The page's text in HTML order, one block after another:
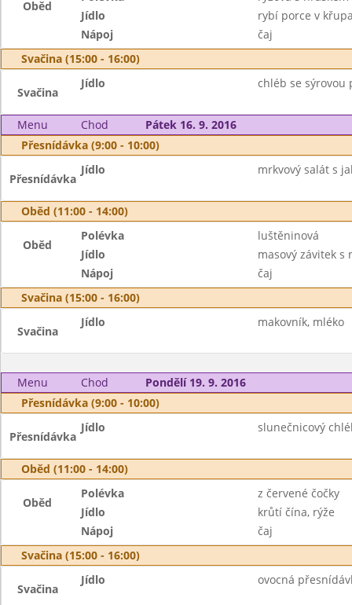
Oběd
Jídlo
rybí porce v
Nápoj
čaj
Svačina (15:00 - 16:00)
Svačina
Jídlo chléb se sýrovou
Menu Chod
Pátek 16. 9. 2016
Přesnídávka (9:00 - 10:00)
Přesnídávka
Jídlo mrkvový salát s
Oběd (11:00 - 14:00)
Oběd
Polévka
luštěninová
Jídlo
masový závitek s
Nápoj
čaj
Svačina (15:00 - 16:00)
Svačina
Jídlo makovník, mléko
Menu Chod
Pondělí 19. 9. 2016
Přesnídávka (9:00 - 10:00)
Přesnídávka
Jídlo slunečnicový
Oběd (11:00 - 14:00)
Oběd
Polévka
z červené čočky
Jídlo
krůtí čína, rýže
Nápoj
čaj
Svačina (15:00 - 16:00)
Svačina
Jídlo ovocná